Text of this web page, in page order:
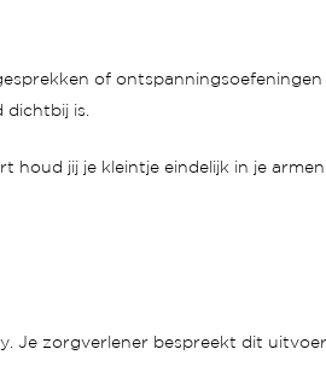
of
is.
jij je kleintje eindelijk in je armen.
Je zorgverlener bespreekt dit